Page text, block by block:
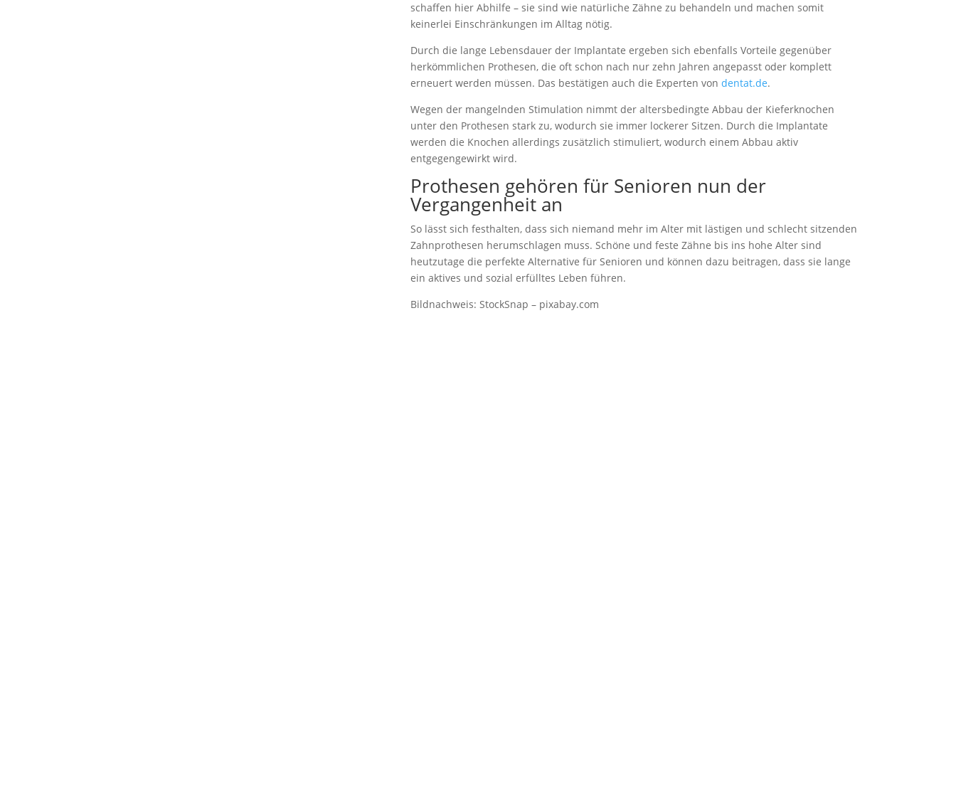
schaffen hier Abhilfe – sie sind wie natürliche Zähne zu behandeln und machen somit
keinerlei Einschränkungen im Alltag nötig.
Durch die lange Lebensdauer der Implantate ergeben sich ebenfalls Vorteile gegenüber
herkömmlichen Prothesen, die oft schon nach nur zehn Jahren angepasst oder komplett
erneuert werden müssen. Das bestätigen auch die Experten vondentat.de.
Wegen der mangelnden Stimulation nimmt der altersbedingte Abbau der Kieferknochen
unter den Prothesen stark zu, wodurch sie immer lockerer Sitzen. Durch die Implantate
werden die Knochen allerdings zusätzlich stimuliert, wodurch einem Abbau aktiv
entgegengewirkt wird.
Prothesen gehören für Senioren nun der
Vergangenheit an
So lässt sich festhalten, dass sich niemand mehr im Alter mit lästigen und schlecht sitzenden
Zahnprothesen herumschlagen muss. Schöne und feste Zähne bis ins hohe Alter sind
heutzutage die perfekte Alternative für Senioren und können dazu beitragen, dass sie lange
ein aktives und sozial erfülltes Leben führen.
Bildnachweis: StockSnap – pixabay.com